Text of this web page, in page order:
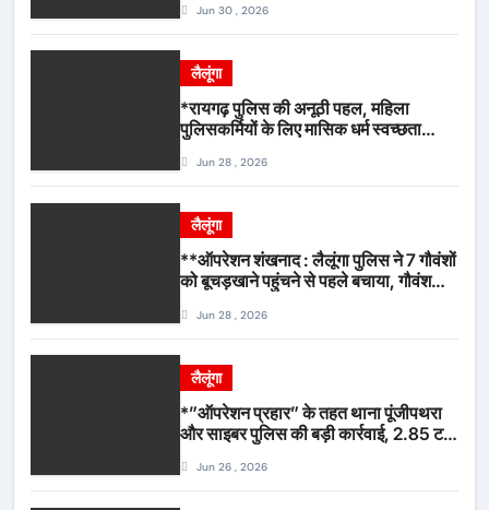
Jun 30 , 2026
लैलूंगा
*रायगढ़ पुलिस की अनूठी पहल, महिला
पुलिसकर्मियों के लिए मासिक धर्म स्वच्छता
Jun 28 , 2026
लैलूंगा
**ऑपरेशन शंखनाद : लैलूंगा पुलिस ने 7 गौवंशों
को बूचड़खाने पहुंचने से पहले बचाया, गौवंश
Jun 28 , 2026
लैलूंगा
*”ऑपरेशन प्रहार” के तहत थाना पूंजीपथरा
और साइबर पुलिस की बड़ी कार्रवाई, 2.85 टन
Jun 26 , 2026